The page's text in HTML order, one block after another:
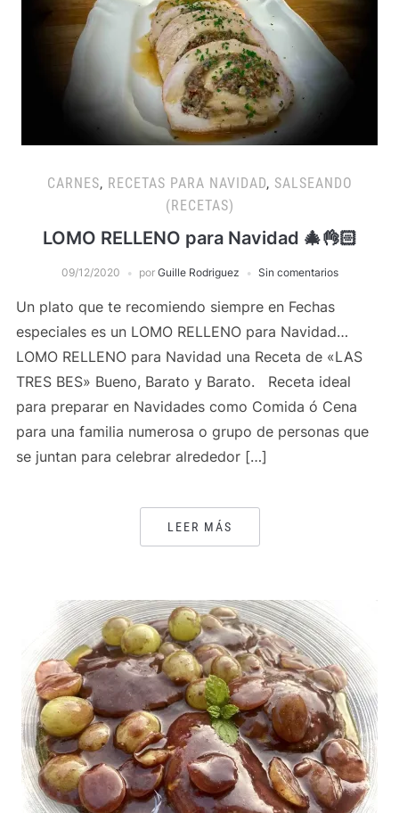
CARNES, RECETAS PARA NAVIDAD, SALSEANDO
(RECETAS)
LOMO RELLENO para Navidad 🎄👌🏻
09/12/2020 por Guille Rodriguez Sin comentarios
Un plato que te recomiendo siempre en Fechas
especiales es un LOMO RELLENO para Navidad…
LOMO RELLENO para Navidad una Receta de «LAS
TRES BES» Bueno, Barato y Barato. Receta ideal
para preparar en Navidades como Comida ó Cena
para una familia numerosa o grupo de personas que
se juntan para celebrar alrededor […]
LEER MÁS